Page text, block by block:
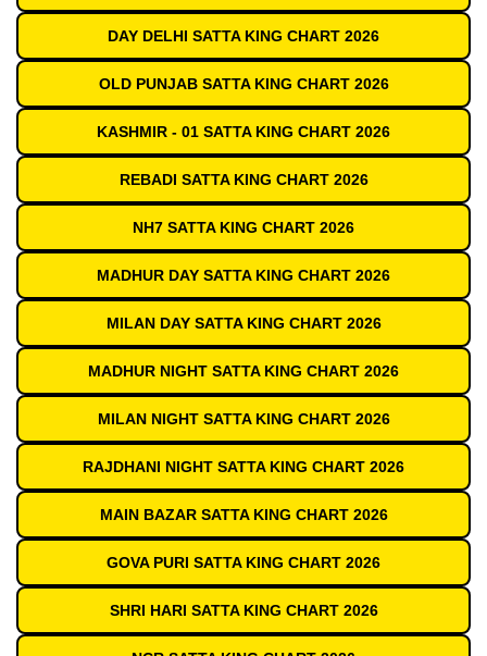
DAY DELHI SATTA KING CHART 2026
OLD PUNJAB SATTA KING CHART 2026
KASHMIR - 01 SATTA KING CHART 2026
REBADI SATTA KING CHART 2026
NH7 SATTA KING CHART 2026
MADHUR DAY SATTA KING CHART 2026
MILAN DAY SATTA KING CHART 2026
MADHUR NIGHT SATTA KING CHART 2026
MILAN NIGHT SATTA KING CHART 2026
RAJDHANI NIGHT SATTA KING CHART 2026
MAIN BAZAR SATTA KING CHART 2026
GOVA PURI SATTA KING CHART 2026
SHRI HARI SATTA KING CHART 2026